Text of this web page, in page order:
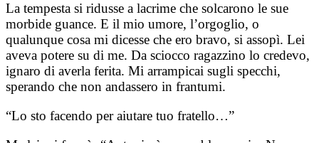
La tempesta si ridusse a lacrime che solcarono le sue
morbide guance. E il mio umore, l’orgoglio, o
qualunque cosa mi dicesse che ero bravo, si assopì. Lei
aveva potere su di me. Da sciocco ragazzino lo credevo,
ignaro di averla ferita. Mi arrampicai sugli specchi,
sperando che non andassero in frantumi.
“Lo sto facendo per aiutare tuo fratello…”